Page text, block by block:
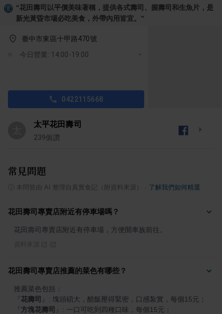
“花田壽司以平價美味著稱，提供各式壽司、握壽司和生魚片，是
新光黃昏市場必吃美食，外帶內用皆宜。 ”
臺中市東區十甲路470號
今日營業: 14:00-19:00
0422115668
太平花田壽司
239個讚
常見問題
本問答由 AI 整理自真實食記（附資料來源） 了解我們如何精選
花田壽司專賣店附近有停車場嗎？
花田壽司專賣店附近有停車場，方便開車族前往。
花田壽司專賣店推薦的菜色有哪些？
花壽司
方塊花壽司